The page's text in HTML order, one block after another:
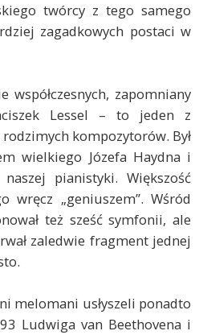
twórcy z tego samego
zagadkowych postaci w
współczesnych, zapomniany
Lessel – to jeden z
kompozytorów. Był
wielkiego Józefa Haydna i
pianistyki. Większość
wręcz „geniuszem”. Wśród
też sześć symfonii, ale
zaledwie fragment jednej
melomani usłyszeli ponadto
Ludwiga van Beethovena i